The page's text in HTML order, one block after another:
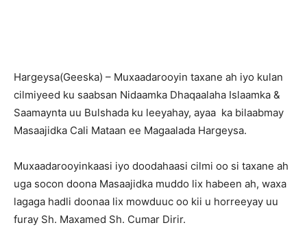
Hargeysa(Geeska) – Muxaadarooyin taxane ah iyo kulan
cilmiyeed ku saabsan Nidaamka Dhaqaalaha Islaamka &
Saamaynta uu Bulshada ku leeyahay, ayaa ka bilaabmay
Masaajidka Cali Mataan ee Magaalada Hargeysa.
Muxaadarooyinkaasi iyo doodahaasi cilmi oo si taxane ah
uga socon doona Masaajidka muddo lix habeen ah, waxa
lagaga hadli doonaa lix mowduuc oo kii u horreeyay uu
furay Sh. Maxamed Sh. Cumar Dirir.